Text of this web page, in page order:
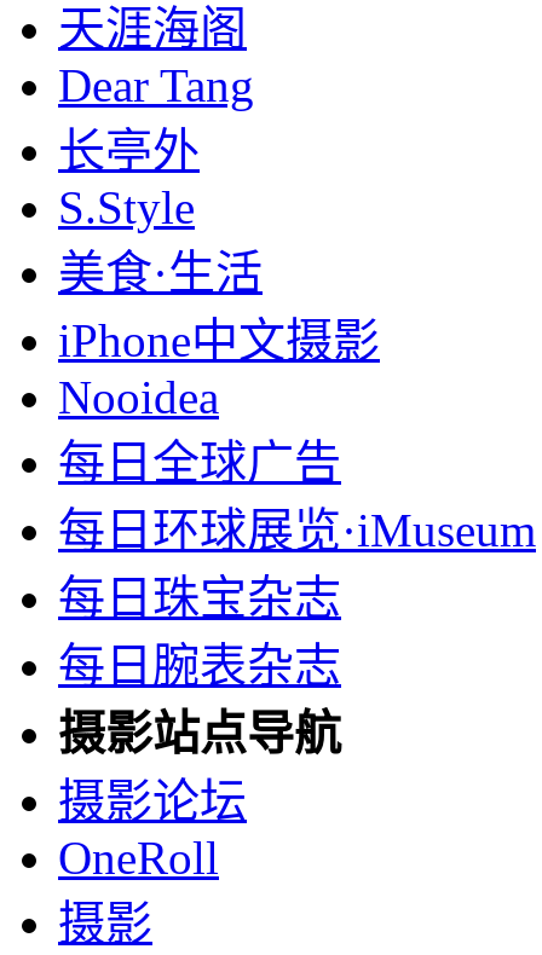
天涯海阁
Dear Tang
长亭外
S.Style
美食·生活
iPhone中文摄影
Nooidea
每日全球广告
每日环球展览·iMuseum
每日珠宝杂志
每日腕表杂志
摄影站点导航
摄影论坛
OneRoll
摄影